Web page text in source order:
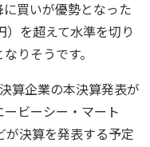
買いが優勢となった
を超えて水準を切り
りそうです。
算企業の本決算発表が
ビーシー・マート
が決算を発表する予定